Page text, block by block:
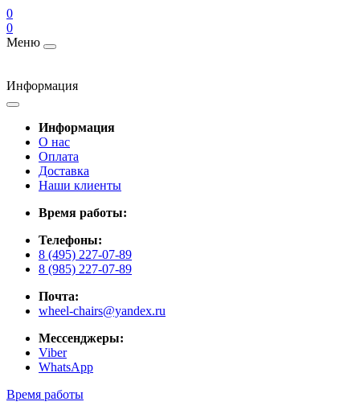
0
0
Меню
Информация
Информация
О нас
Оплата
Доставка
Наши клиенты
Время работы:
Телефоны:
8 (495) 227-07-89
8 (985) 227-07-89
Почта:
wheel-chairs@yandex.ru
Мессенджеры:
Viber
WhatsApp
Время работы